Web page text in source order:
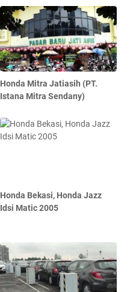
Honda Mitra Jatiasih (PT.
Istana Mitra Sendany)
Honda Bekasi, Honda Jazz
Idsi Matic 2005